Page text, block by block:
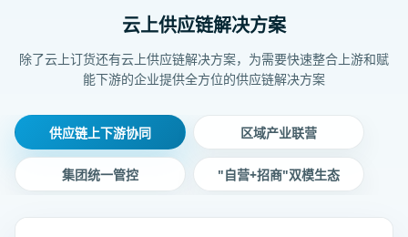
云上供应链解决方案
除了云上订货还有云上供应链解决方案，为需要快速整合上游和赋
能下游的企业提供全方位的供应链解决方案
供应链上下游协同 区域产业联营
集团统一管控 "自营+招商"双模生态